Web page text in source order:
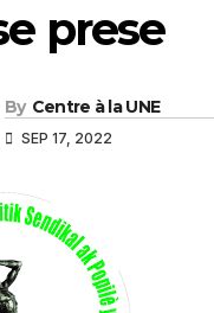
prese
By Centre à la UNE
SEP 17, 2022